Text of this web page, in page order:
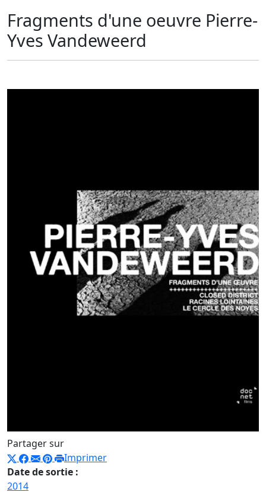
Fragments d'une oeuvre Pierre-
Yves Vandeweerd
Partager sur
Imprimer
Date de sortie :
2014